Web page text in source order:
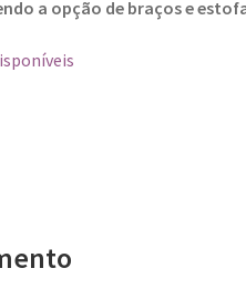
a opção de braços e